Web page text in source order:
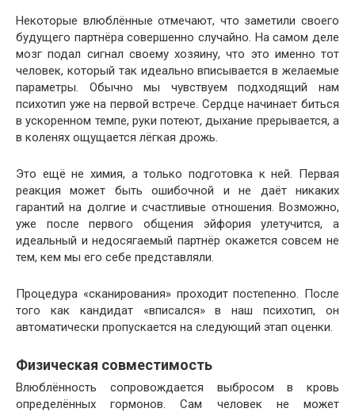
Некоторые влюблённые отмечают, что заметили своего
будущего партнёра совершенно случайно. На самом деле
мозг подал сигнал своему хозяину, что это именно тот
человек, который так идеально вписывается в желаемые
параметры. Обычно мы чувствуем подходящий нам
психотип уже на первой встрече. Сердце начинает биться
в ускоренном темпе, руки потеют, дыхание прерывается, а
в коленях ощущается лёгкая дрожь.
Это ещё не химия, а только подготовка к ней. Первая
реакция может быть ошибочной и не даёт никаких
гарантий на долгие и счастливые отношения. Возможно,
уже после первого общения эйфория улетучится, а
идеальный и недосягаемый партнёр окажется совсем не
тем, кем мы его себе представляли.
Процедура «сканирования» проходит постепенно. После
того как кандидат «вписался» в наш психотип, он
автоматически пропускается на следующий этап оценки.
Физическая совместимость
Влюблённость сопровождается выбросом в кровь
определённых гормонов. Сам человек не может